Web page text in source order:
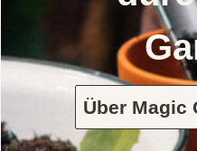
Über Magic